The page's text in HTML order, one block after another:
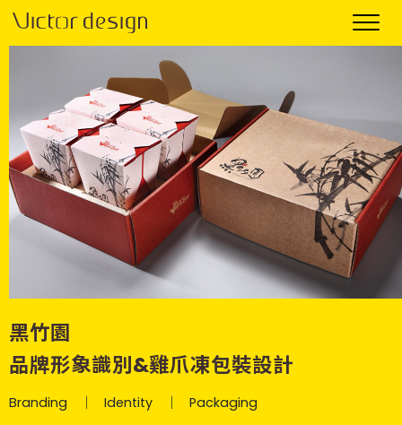
黑竹園
品牌形象識別&雞爪凍包裝設計
Branding Identity Packaging